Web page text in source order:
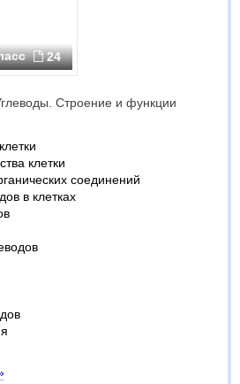
24
Строение и функции
клетки
соединений
в клетках